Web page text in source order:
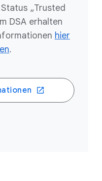
„Trusted
DSA erhalten
hier
.